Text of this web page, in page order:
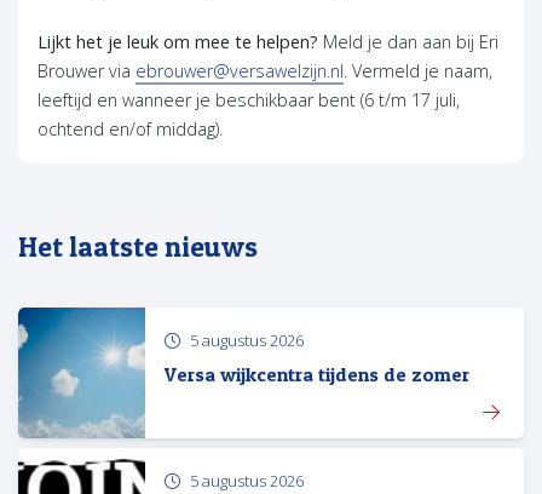
Lijkt het je leuk om mee te helpen? Meld je dan aan bij Eri
Brouwer via ebrouwer@versawelzijn.nl. Vermeld je naam,
leeftijd en wanneer je beschikbaar bent (6 t/m 17 juli,
ochtend en/of middag).
Het laatste nieuws
Versa wijkcentra tijdens de zomer
5 augustus 2026
5 augustus 2026